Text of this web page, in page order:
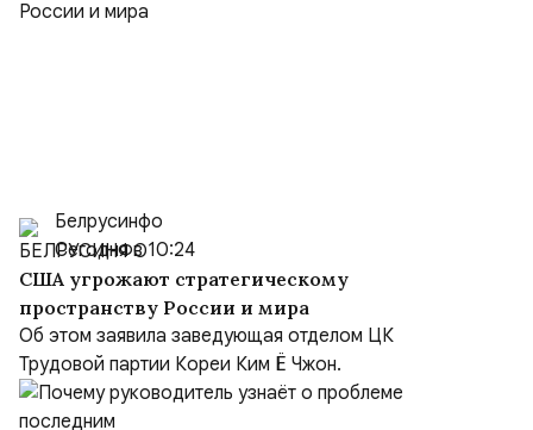
Белрусинфо
Сегодня в 10:24
США угрожают стратегическому
пространству России и мира
Об этом заявила заведующая отделом ЦК
Трудовой партии Кореи Ким Ё Чжон.